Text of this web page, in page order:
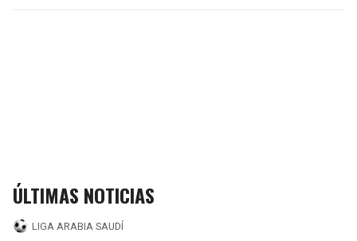
ÚLTIMAS NOTICIAS
LIGA ARABIA SAUDÍ